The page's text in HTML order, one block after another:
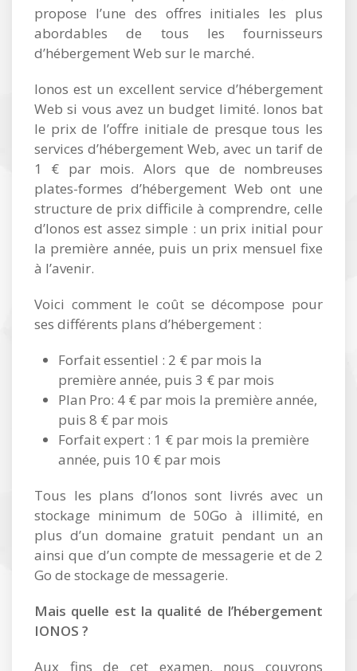
propose l’une des offres initiales les plus
abordables de tous les fournisseurs
d’hébergement Web sur le marché.
Ionos est un excellent service d’hébergement
Web si vous avez un budget limité. Ionos bat
le prix de l’offre initiale de presque tous les
services d’hébergement Web, avec un tarif de
1 € par mois. Alors que de nombreuses
plates-formes d’hébergement Web ont une
structure de prix difficile à comprendre, celle
d’Ionos est assez simple : un prix initial pour
la première année, puis un prix mensuel fixe
à l’avenir.
Voici comment le coût se décompose pour
ses différents plans d’hébergement :
Forfait essentiel : 2 € par mois la
première année, puis 3 € par mois
Plan Pro: 4 € par mois la première année,
puis 8 € par mois
Forfait expert : 1 € par mois la première
année, puis 10 € par mois
Tous les plans d’Ionos sont livrés avec un
stockage minimum de 50Go à illimité, en
plus d’un domaine gratuit pendant un an
ainsi que d’un compte de messagerie et de 2
Go de stockage de messagerie.
Mais quelle est la qualité de l’hébergement
IONOS ?
Aux fins de cet examen, nous couvrons